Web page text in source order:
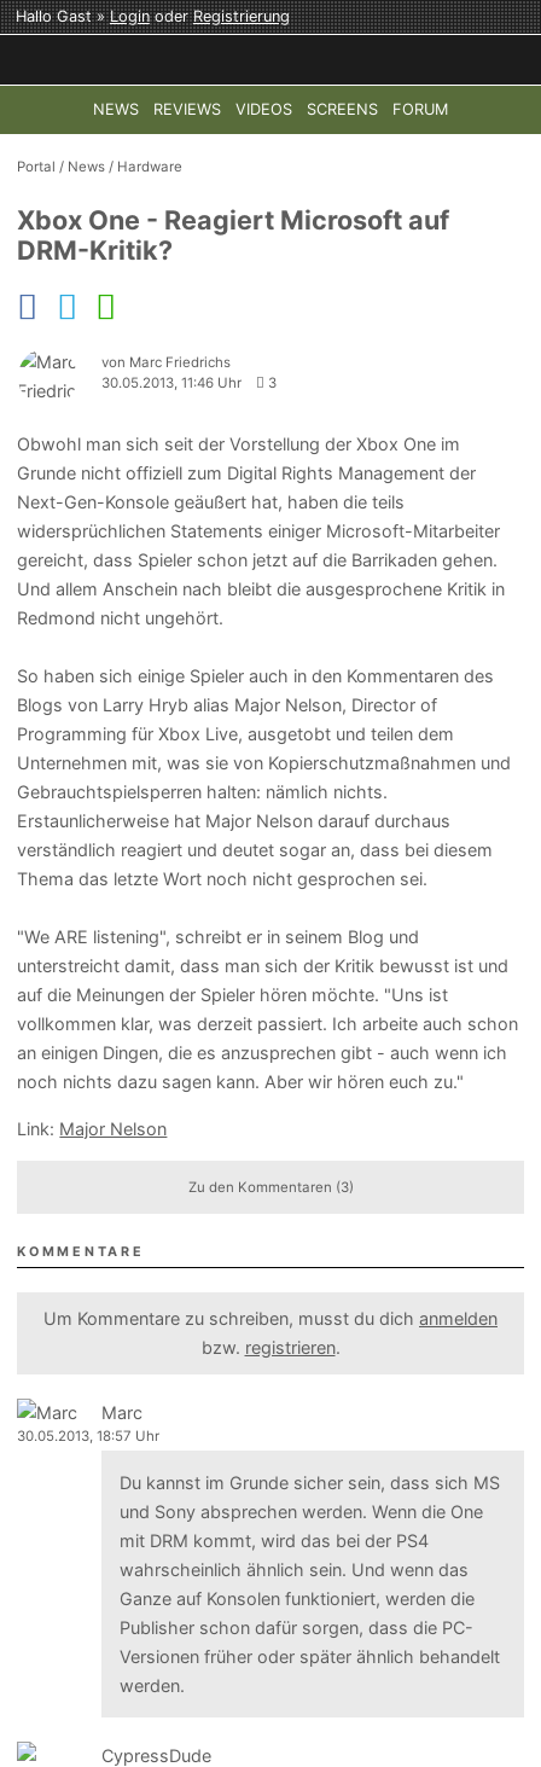
Hallo Gast »LoginoderRegistrierung
NEWS REVIEWS VIDEOS SCREENS FORUM
TOP-THEMEN: COD: MODERN WARFARE 4 HALO:
Portal / News / Hardware
Xbox One - Reagiert Microsoft auf
DRM-Kritik?
von Marc Friedrichs
30.05.2013, 11:46 Uhr
3
Obwohl man sich seit der Vorstellung der Xbox One im
Grunde nicht offiziell zum Digital Rights Management der
Next-Gen-Konsole geäußert hat, haben die teils
widersprüchlichen Statements einiger Microsoft-Mitarbeiter
gereicht, dass Spieler schon jetzt auf die Barrikaden gehen.
Und allem Anschein nach bleibt die ausgesprochene Kritik in
Redmond nicht ungehört.
So haben sich einige Spieler auch in den Kommentaren des
Blogs von Larry Hryb alias Major Nelson, Director of
Programming für Xbox Live, ausgetobt und teilen dem
Unternehmen mit, was sie von Kopierschutzmaßnahmen und
Gebrauchtspielsperren halten: nämlich nichts.
Erstaunlicherweise hat Major Nelson darauf durchaus
verständlich reagiert und deutet sogar an, dass bei diesem
Thema das letzte Wort noch nicht gesprochen sei.
"We ARE listening", schreibt er in seinem Blog und
unterstreicht damit, dass man sich der Kritik bewusst ist und
auf die Meinungen der Spieler hören möchte. "Uns ist
vollkommen klar, was derzeit passiert. Ich arbeite auch schon
an einigen Dingen, die es anzusprechen gibt - auch wenn ich
noch nichts dazu sagen kann. Aber wir hören euch zu."
Link: Major Nelson
Zu den Kommentaren (3)
KOMMENTARE
Um Kommentare zu schreiben, musst du dich anmelden
bzw. registrieren.
Marc
30.05.2013, 18:57 Uhr
Du kannst im Grunde sicher sein, dass sich MS
und Sony absprechen werden. Wenn die One
mit DRM kommt, wird das bei der PS4
wahrscheinlich ähnlich sein. Und wenn das
Ganze auf Konsolen funktioniert, werden die
Publisher schon dafür sorgen, dass die PC-
Versionen früher oder später ähnlich behandelt
werden.
CypressDude